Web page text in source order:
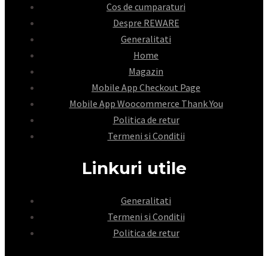
Cos de cumparaturi
Despre REWARE
Generalitati
Home
Magazin
Mobile App Checkout Page
Mobile App Woocommerce Thank You
Politica de retur
Termeni si Conditii
Linkuri utile
Generalitati
Termeni si Conditii
Politica de retur